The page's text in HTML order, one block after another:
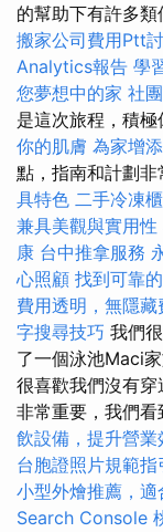
的幫助下有許多類
搬家公司費用Ptt
Analytics報告 學
您夢想中的家 社
是這次旅程，積極
你的肌膚 為家增
點，指南和計劃非
具特色 二手冷凍
兼具美觀與實用性
康 台中推拿服務
心照顧 找到可靠
費用透明，無隱藏
字搜尋技巧 我們
了一個泳池Maci
很喜歡我們沒有
非常重要，我們看
飲設備，提升營業
台胞證照片規範指
小型外燴推薦，
Search Console